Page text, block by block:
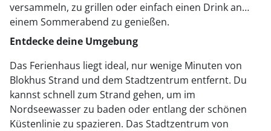
versammeln, zu grillen oder einfach einen Drink an
einem Sommerabend zu genießen.
Entdecke deine Umgebung
Das Ferienhaus liegt ideal, nur wenige Minuten von
Blokhus Strand und dem Stadtzentrum entfernt. Du
kannst schnell zum Strand gehen, um im
Nordseewasser zu baden oder entlang der schönen
Küstenlinie zu spazieren. Das Stadtzentrum von